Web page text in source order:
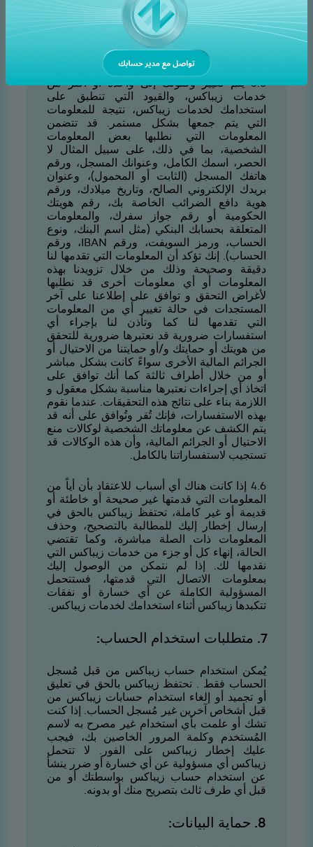
لجميع المعاملات. تحتفظ زيباكس بالحق في إنهاء
الخدمات المقدمة للعملاء على الفور إذا رفض
العميل تقديم المستندات والمعلومات المطلوبة
بموجب "اعرف عميلك"، .
6.3 يتم تغيير وصولك إلى واحدة أو أكثر من
خدمات زيباكس، والقيود التي تنطبق على
استخدامك لخدمات زيباكس، نتيجة للمعلومات
التي يتم جمعها بشكل مستمر. قد تتضمن
المعلومات التي نطلبها بعض المعلومات
الشخصية، بما في ذلك، على سبيل المثال لا
الحصر، اسمك الكامل، وعنوانك المسجل، ورقم
هاتفك المسجل (الثابت أو المحمول)، وعنوان
بريدك الإلكتروني الصالح، وتاريخ ميلادك، ورقم
هوية دافع الضرائب الخاصة بك، رقم هويتك
الحكومية أو رقم جواز سفرك، والمعلومات
المتعلقة بحسابك البنكي (مثل اسم البنك، ونوع
الحساب، ورمز السويفت، ورقم ،IBAN ورقم
الحساب). إنك تؤكد أن المعلومات التي تقدمها لنا
دقيقة وصحيحة وذلك من خلال تزويدنا بهذه
المعلومات أو أي معلومات أخرى قد نطلبها
لأغراض التحقق و توافق على إطلاعنا على آخر
المستجدات في حالة تغيير أي من المعلومات
التي تقدمها لنا كما وتأذن لنا بإجراء أي
استفسارات ضرورية قد نعتبرها ضرورية للتحقق
من هويتك أو حمايتك و/أو حمايتنا من الاحتيال أو
الجرائم المالية الأخرى سواءً كانت بشكل مباشر
أو من خلال أطراف ثالثة كما أنك توافق على
اتخاذ أي إجراءات نعتبرها مناسبة بشكل معقول و
اللازمة بناء على نتائج هذه التحقيقات. عندما نقوم
بهذه الاستفسارات، فإنك تُقر وتُوافق على أنه قد
يتم الكشف عن معلوماتك الشخصية لوكالات منع
الاحتيال أو الجرائم المالية، وأن هذه الوكالات قد
تستجيب لاستفساراتنا بالكامل.
6.4 إذا كانت هناك أي أسباب للاعتقاد بأن أياً من
المعلومات التي قدمتها غير صحيحة أو خاطئة أو
قديمة أو غير كاملة، تحتفظ زيباكس بالحق في
إرسال إخطار إليك للمطالبة بالتصحيح، وحذف
المعلومات ذات الصلة مباشرة، وكما تقتضي
الحالة، إنهاء كل أو جزء من خدمات زيباكس التي
نقدمها لك. إذا لم نتمكن من الوصول إليك
بمعلومات الاتصال التي قدمتها، فستتحمل
المسؤولية الكاملة عن أي خسارة أو نفقات
تتكبدها زيباكس أثناء استخدامك لخدمات زيباكس.
7. متطلبات استخدام الحساب:
يُمكن استخدام حساب زيباكس من قبل مُسجل
الحساب فقط . تحتفظ زيباكس بالحق في تعليق
أو تجميد أو إلغاء استخدام حسابات زيباكس من
قبل أشخاص آخرين غير مُسجل الحساب. إذا كنت
تشك أو علمت بأي استخدام غير مصرح به لاسم
المُستخدم وكلمة المرور الخاصين بك، فيجب
عليك إخطار زيباكس على الفور. لا تتحمل
زيباكس أي مسؤولية عن أي خسارة أو ضرر ينشأ
عن استخدام حساب زيباكس بواسطتك أو من
قبل أي طرف ثالث بتصريح منك أو بدونه.
8. حماية البيانات: